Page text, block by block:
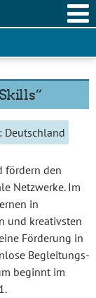
Deutschland
fördern den
Netzwerke. Im
in
und kreativsten
Förderung in
Begleitungs-
beginnt im